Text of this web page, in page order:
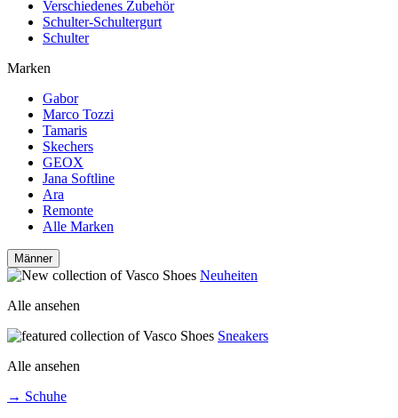
Verschiedenes Zubehör
Schulter-Schultergurt
Schulter
Marken
Gabor
Marco Tozzi
Tamaris
Skechers
GEOX
Jana Softline
Ara
Remonte
Alle Marken
Männer
Neuheiten
Alle ansehen
Sneakers
Alle ansehen
→ Schuhe